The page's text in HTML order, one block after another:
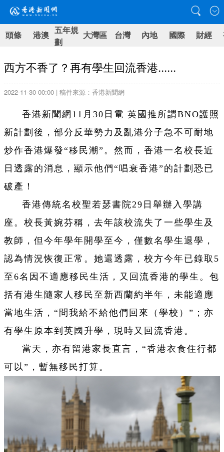
頭條 港澳 五年規
劃
大灣區 台灣 內地 國際 財經
西方不香了？再有學生回流香港......
2022-11-30 00:00 | 稿件來源：香港新聞網
香港新聞網11月30日電 英國推所謂BNO護照
新計劃後，部分反華勢力及亂港分子急不可耐地
炒作香港爆發“移民潮”。然而，香港一名校長近
日透露的消息，顯示他們“唱衰香港”的計劃恐已
破產！
香港傳統名校聖若瑟書院29日舉辦入學講
座。校長黃婉芬稱，去年該校流失了一些學生及
教師，但今年學年開學至今，僅數名學生退學，
認為情況恢復正常。她還透露，校方今年已錄取5
至6名因不適應移民生活，又回流香港的學生。包
括有港生隨家人移民至新西蘭約半年，未能適應
當地生活，“問我給不給他們回來（學校）”；亦
有學生原本到英國升學，現時又回流香港。
當天，亦有留港家長直言，“香港衣食住行都
可以”，暫無移民打算。